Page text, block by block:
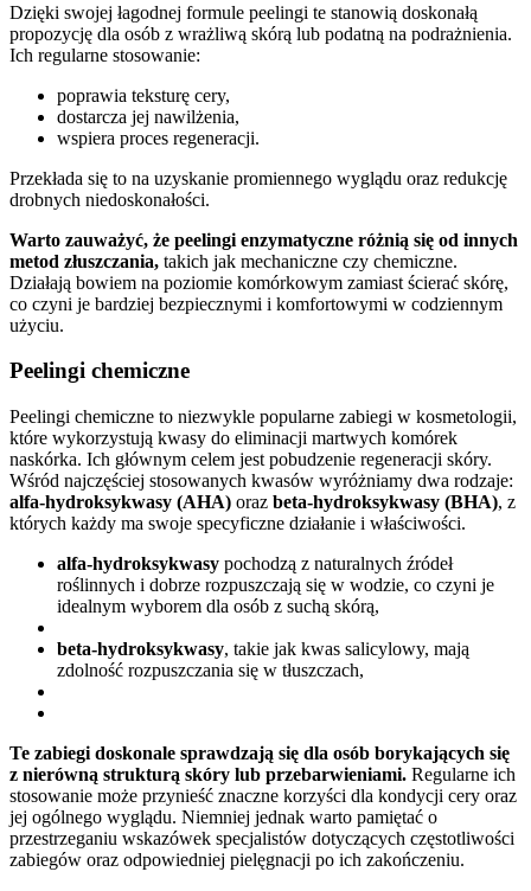
Dzięki swojej łagodnej formule peelingi te stanowią doskonałą
propozycję dla osób z wrażliwą skórą lub podatną na podrażnienia.
Ich regularne stosowanie:
poprawia teksturę cery,
dostarcza jej nawilżenia,
wspiera proces regeneracji.
Przekłada się to na uzyskanie promiennego wyglądu oraz redukcję
drobnych niedoskonałości.
Warto zauważyć, że peelingi enzymatyczne różnią się od innych
metod złuszczania, takich jak mechaniczne czy chemiczne.
Działają bowiem na poziomie komórkowym zamiast ścierać skórę,
co czyni je bardziej bezpiecznymi i komfortowymi w codziennym
użyciu.
Peelingi chemiczne
Peelingi chemiczne to niezwykle popularne zabiegi w kosmetologii,
które wykorzystują kwasy do eliminacji martwych komórek
naskórka. Ich głównym celem jest pobudzenie regeneracji skóry.
Wśród najczęściej stosowanych kwasów wyróżniamy dwa rodzaje:
alfa-hydroksykwasy (AHA) oraz beta-hydroksykwasy (BHA), z
których każdy ma swoje specyficzne działanie i właściwości.
alfa-hydroksykwasy pochodzą z naturalnych źródeł
roślinnych i dobrze rozpuszczają się w wodzie, co czyni je
idealnym wyborem dla osób z suchą skórą,
beta-hydroksykwasy, takie jak kwas salicylowy, mają
zdolność rozpuszczania się w tłuszczach,
Te zabiegi doskonale sprawdzają się dla osób borykających się
z nierówną strukturą skóry lub przebarwieniami. Regularne ich
stosowanie może przynieść znaczne korzyści dla kondycji cery oraz
jej ogólnego wyglądu. Niemniej jednak warto pamiętać o
przestrzeganiu wskazówek specjalistów dotyczących częstotliwości
zabiegów oraz odpowiedniej pielęgnacji po ich zakończeniu.